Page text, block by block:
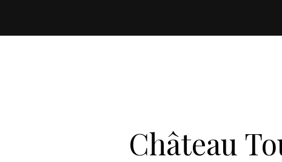
Château